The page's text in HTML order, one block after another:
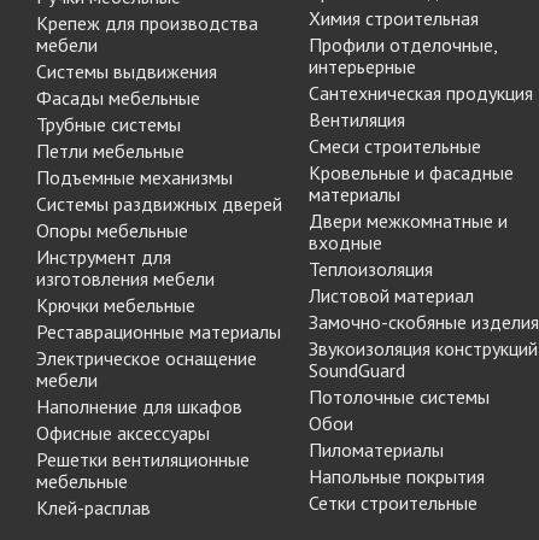
Подъемные механизмы
Подъемные механизмы
SAMET
Опоры цокольные
Подпятники, протекторы
Инструмент для
изготовления мебели
Кондукторы и шаблоны
Черон
Пильные диски Freud
Сверла для меб
производства
Сверла для прсадочных
станков
Столярные инструменты
Фрезы по дереву
Крючки мебельные
Реставрационные
материалы
ВОСК МЕБЕЛЬНЫЙ
МЯГКИЙ
ВОСК МЕБЕЛЬНЫЙ
ТВЕРДЫЙ
ЖИДКАЯ КОЖА
Наполнение для
Крепеж для производства
мебели
Системы выдвижения
Фасады мебельные
Трубные системы
Петли мебельные
Подъемные механизмы
Системы раздвижных дверей
Опоры мебельные
Инструмент для
изготовления мебели
Крючки мебельные
Реставрационные материалы
Электрическое оснащение
мебели
Наполнение для шкафов
Офисные аксессуары
Решетки вентиляционные
мебельные
Клей-расплав
Химия строительная
Профили отделочные,
интерьерные
Сантехническая продукция
Вентиляция
Смеси строительные
Кровельные и фасадные
материалы
Двери межкомнатные и
входные
Теплоизоляция
Листовой материал
Замочно-скобяные изделия
Звукоизоляция конструкций
SoundGuard
Потолочные системы
Обои
Пиломатериалы
Напольные покрытия
Сетки строительные